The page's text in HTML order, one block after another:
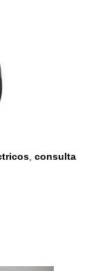
consulta